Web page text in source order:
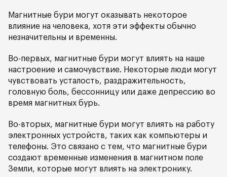
Магнитные бури могут оказывать некоторое
влияние на человека, хотя эти эффекты обычно
незначительны и временны.
Во-первых, магнитные бури могут влиять на наше
настроение и самочувствие. Некоторые люди могут
чувствовать усталость, раздражительность,
головную боль, бессонницу или даже депрессию во
время магнитных бурь.
Во-вторых, магнитные бури могут влиять на работу
электронных устройств, таких как компьютеры и
телефоны. Это связано с тем, что магнитные бури
создают временные изменения в магнитном поле
Земли, которые могут влиять на электронику.